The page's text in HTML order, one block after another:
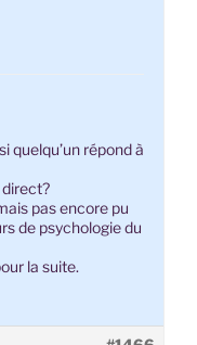
quelqu’un répond à
direct?
pas encore pu
de psychologie du
la suite.